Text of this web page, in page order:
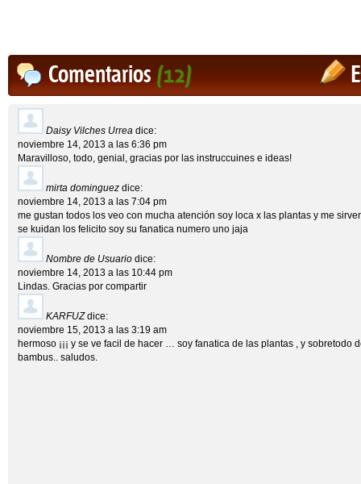
Comentarios(12)
Daisy Vilches Urrea dice:
noviembre 14, 2013 a las 6:36 pm
Maravilloso, todo, genial, gracias por las instruccuines e ideas!
mirta dominguez dice:
noviembre 14, 2013 a las 7:04 pm
me gustan todos los veo con mucha atención soy loca x las plantas y me
se kuidan los felicito soy su fanatica numero uno jaja
Nombre de Usuario dice:
noviembre 14, 2013 a las 10:44 pm
Lindas. Gracias por compartir
KARFUZ dice:
noviembre 15, 2013 a las 3:19 am
hermoso ¡¡¡ y se ve facil de hacer … soy fanatica de las plantas , y sobretodo
bambus.. saludos.